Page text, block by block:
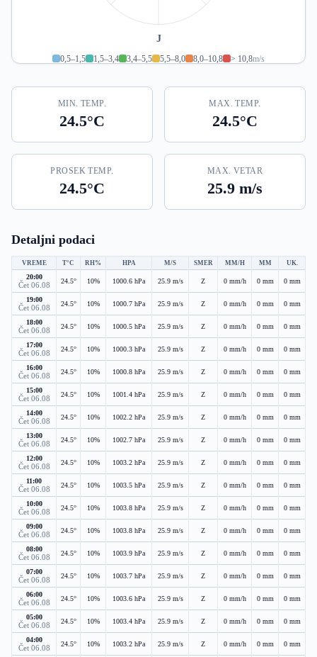
J
0,5–1,5 1,5–3,4 3,4–5,5 5,5–8,0 8,0–10,8 > 10,8m/s
MIN. TEMP.
24.5°C
MAX. TEMP.
24.5°C
PROSEK TEMP.
24.5°C
MAX. VETAR
25.9 m/s
Detaljni podaci
VREME T°C RH% HPA M/S SMER MM/H MM UK.
20:00
Čet 06.08 24.5° 10% 1000.6 hPa 25.9 m/s Z 0 mm/h 0 mm 0 mm
19:00
Čet 06.08 24.5° 10% 1000.7 hPa 25.9 m/s Z 0 mm/h 0 mm 0 mm
18:00
Čet 06.08 24.5° 10% 1000.5 hPa 25.9 m/s Z 0 mm/h 0 mm 0 mm
17:00
Čet 06.08 24.5° 10% 1000.3 hPa 25.9 m/s Z 0 mm/h 0 mm 0 mm
16:00
Čet 06.08 24.5° 10% 1000.8 hPa 25.9 m/s Z 0 mm/h 0 mm 0 mm
15:00
Čet 06.08 24.5° 10% 1001.4 hPa 25.9 m/s Z 0 mm/h 0 mm 0 mm
14:00
Čet 06.08 24.5° 10% 1002.2 hPa 25.9 m/s Z 0 mm/h 0 mm 0 mm
13:00
Čet 06.08 24.5° 10% 1002.7 hPa 25.9 m/s Z 0 mm/h 0 mm 0 mm
12:00
Čet 06.08 24.5° 10% 1003.2 hPa 25.9 m/s Z 0 mm/h 0 mm 0 mm
11:00
Čet 06.08 24.5° 10% 1003.5 hPa 25.9 m/s Z 0 mm/h 0 mm 0 mm
10:00
Čet 06.08 24.5° 10% 1003.8 hPa 25.9 m/s Z 0 mm/h 0 mm 0 mm
09:00
Čet 06.08 24.5° 10% 1003.8 hPa 25.9 m/s Z 0 mm/h 0 mm 0 mm
08:00
Čet 06.08 24.5° 10% 1003.9 hPa 25.9 m/s Z 0 mm/h 0 mm 0 mm
07:00
Čet 06.08 24.5° 10% 1003.7 hPa 25.9 m/s Z 0 mm/h 0 mm 0 mm
06:00
Čet 06.08 24.5° 10% 1003.6 hPa 25.9 m/s Z 0 mm/h 0 mm 0 mm
05:00
Čet 06.08 24.5° 10% 1003.4 hPa 25.9 m/s Z 0 mm/h 0 mm 0 mm
04:00
Čet 06.08 24.5° 10% 1003.2 hPa 25.9 m/s Z 0 mm/h 0 mm 0 mm